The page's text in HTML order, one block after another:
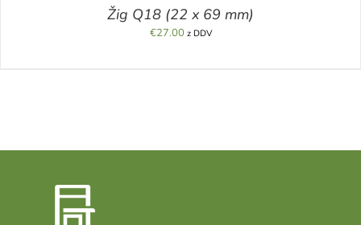
Žig Q18 (22 x 69 mm)
€27.00 z DDV